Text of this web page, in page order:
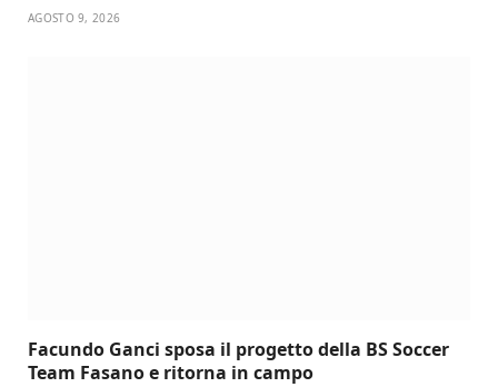
AGOSTO 9, 2026
Facundo Ganci sposa il progetto della BS Soccer
Team Fasano e ritorna in campo